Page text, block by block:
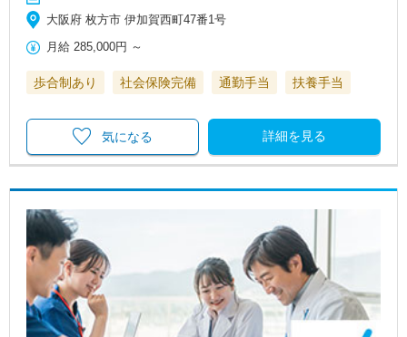
大阪府 枚方市 伊加賀西町47番1号
月給 285,000円 ～
歩合制あり 社会保険完備 通勤手当 扶養手当
詳細を見る
気になる